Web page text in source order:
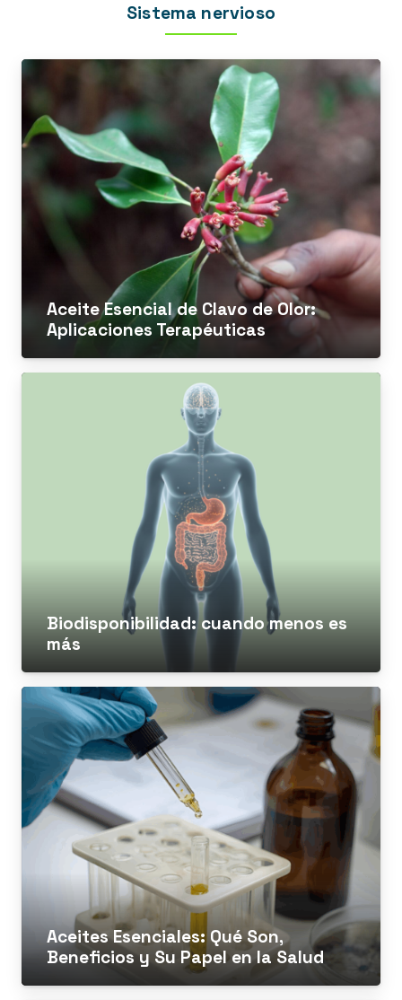
Sistema nervioso
Aceite Esencial de Clavo de Olor:
Aplicaciones Terapéuticas
Biodisponibilidad: cuando menos es
más
Aceites Esenciales: Qué Son,
Beneficios y Su Papel en la Salud